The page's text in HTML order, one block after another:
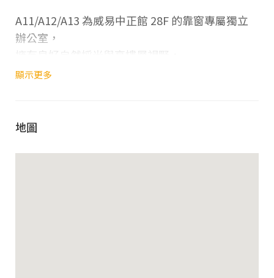
A11/A12/A13 為威易中正館 28F 的靠窗專屬獨立
辦公室，
擁有良好自然採光與高樓層視野，
適合 4–5 人的小型團隊或核心成員進駐使用。
空間資訊
顯示更多
地圖